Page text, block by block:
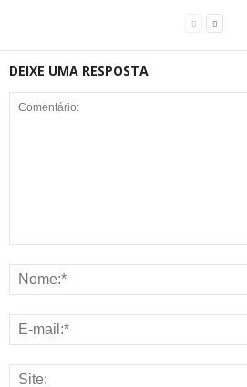
DEIXE UMA RESPOSTA